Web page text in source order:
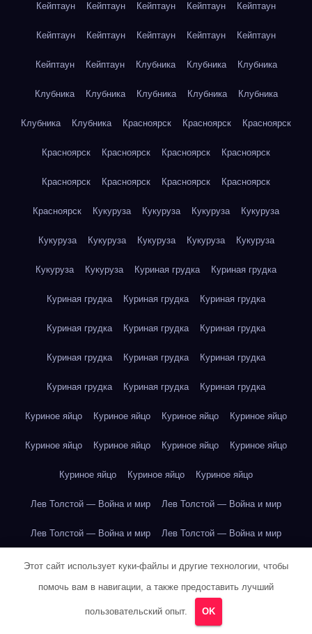
Кейптаун Кейптаун Кейптаун Кейптаун Кейптаун
Кейптаун Кейптаун Кейптаун Кейптаун Кейптаун
Кейптаун Кейптаун Клубника Клубника Клубника
Клубника Клубника Клубника Клубника Клубника
Клубника Клубника Красноярск Красноярск Красноярск
Красноярск Красноярск Красноярск Красноярск
Красноярск Красноярск Красноярск Красноярск
Красноярск Кукуруза Кукуруза Кукуруза Кукуруза
Кукуруза Кукуруза Кукуруза Кукуруза Кукуруза
Кукуруза Кукуруза Куриная грудка Куриная грудка
Куриная грудка Куриная грудка Куриная грудка
Куриная грудка Куриная грудка Куриная грудка
Куриная грудка Куриная грудка Куриная грудка
Куриная грудка Куриная грудка Куриная грудка
Куриное яйцо Куриное яйцо Куриное яйцо Куриное яйцо
Куриное яйцо Куриное яйцо Куриное яйцо Куриное яйцо
Куриное яйцо Куриное яйцо Куриное яйцо
Лев Толстой — Война и мир Лев Толстой — Война и мир
Лев Толстой — Война и мир Лев Толстой — Война и мир
Лев Толстой — Война и мир Лев Толстой — Война и мир
Лев Толстой — Война и мир Лев Толстой — Война и мир
Лев Толстой — Война и мир
Этот сайт использует куки-файлы и другие технологии, чтобы
помочь вам в навигации, а также предоставить лучший
пользовательский опыт. OK